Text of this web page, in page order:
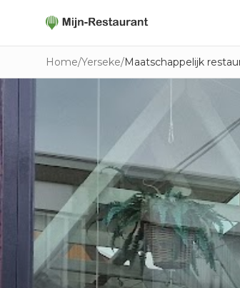
Home/Yerseke/Maatschappelijk